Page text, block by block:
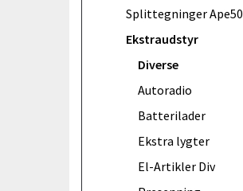
Splittegninger Ape50
Ekstraudstyr
Diverse
Autoradio
Batterilader
Ekstra lygter
El-Artikler Div